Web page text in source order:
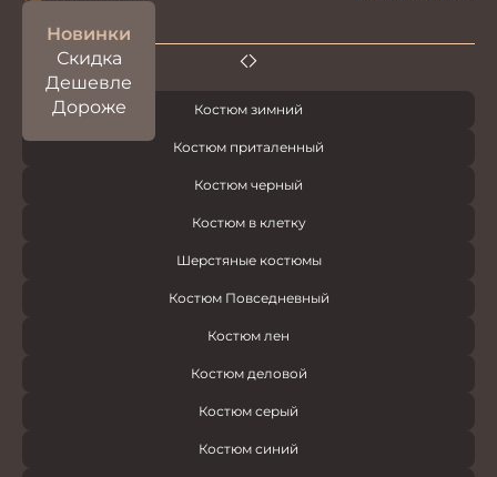
Новинки
Скидка
Дешевле
Дороже
Костюм зимний
Костюм приталенный
Костюм черный
Костюм в клетку
Шерстяные костюмы
Костюм Повседневный
Костюм лен
Костюм деловой
Костюм серый
Костюм синий